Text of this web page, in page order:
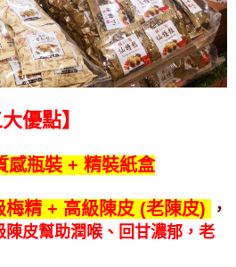
優點】
感瓶裝 + 精裝紙盒
梅精 + 高級陳皮 (老陳皮)
，
陳皮幫助潤喉、回甘濃郁，老